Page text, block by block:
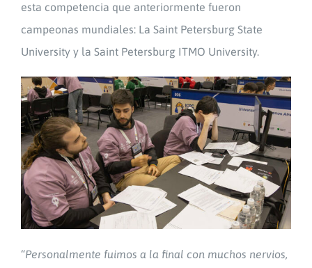
esta competencia que anteriormente fueron
campeonas mundiales: La Saint Petersburg State
University y la Saint Petersburg ITMO University.
“Personalmente fuimos a la final con muchos nervios,